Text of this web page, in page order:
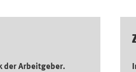
der Arbeitgeber.